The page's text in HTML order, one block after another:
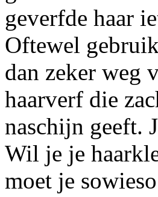
geverfde haar
Oftewel
dan zeker weg
haarverf die
naschijn geeft.
Wil je je
moet je